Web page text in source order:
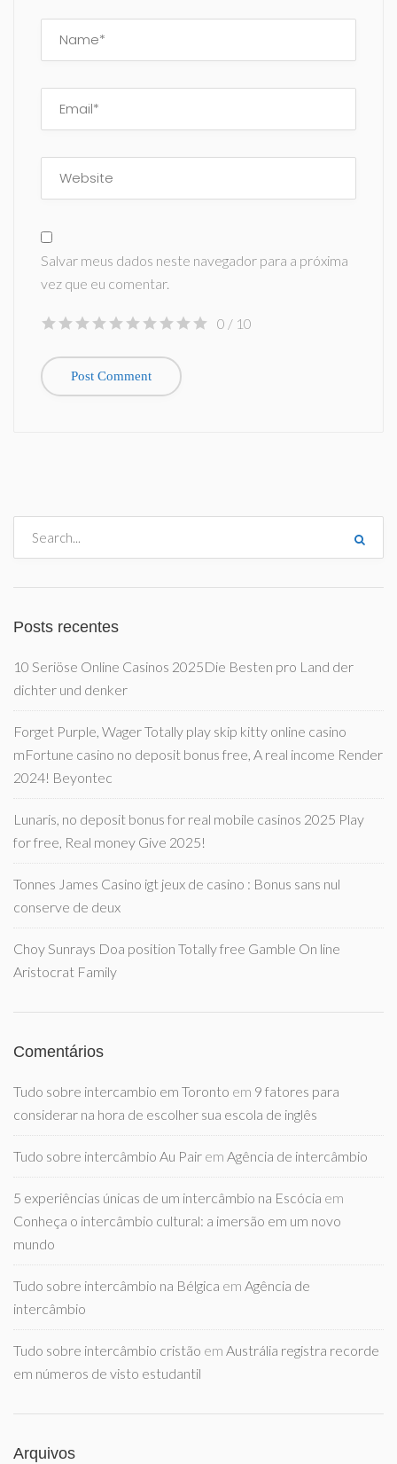
Salvar meus dados neste navegador para a próxima
vez que eu comentar.
0 / 10
Posts recentes
10 Seriöse Online Casinos 2025Die Besten pro Land der
dichter und denker
Forget Purple, Wager Totally play skip kitty online casino
mFortune casino no deposit bonus free, A real income Render
2024! Beyontec
Lunaris, no deposit bonus for real mobile casinos 2025 Play
for free, Real money Give 2025!
Tonnes James Casino igt jeux de casino : Bonus sans nul
conserve de deux
Choy Sunrays Doa position Totally free Gamble On line
Aristocrat Family
Comentários
Tudo sobre intercambio em Toronto em 9 fatores para
considerar na hora de escolher sua escola de inglês
Tudo sobre intercâmbio Au Pair em Agência de intercâmbio
5 experiências únicas de um intercâmbio na Escócia em
Conheça o intercâmbio cultural: a imersão em um novo
mundo
Tudo sobre intercâmbio na Bélgica em Agência de
intercâmbio
Tudo sobre intercâmbio cristão em Austrália registra recorde
em números de visto estudantil
Arquivos